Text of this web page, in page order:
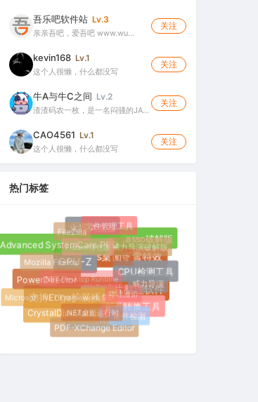
吾乐吧软件站 Lv.3
亲亲吾吧，爱吾吧 www.wu…
关注
kevin168 Lv.1
这个人很懒，什么都没写
关注
牛A与牛C之间 Lv.2
渣渣码农一枚，是一名闷骚的JA…
关注
CAO4561 Lv.1
这个人很懒，什么都没写
关注
热门标签
快速磁盘碎片整理软件
Windows桌面下雪特效
GPU-Z
支持Edge扩展插件
系统优化工具
邮件转换工具
CPU检测工具
Process Lasso破解版
火狐浏览器
Advanced SystemCare PRO
PowerDirector
CrystalDiskMark
PDF-XChange Editor
硬件检测
威力导演
威力导演破解版
文件管理工具
FileZilla
Mozilla Firefox
Microsoft .NET Framework 9.0
.NET桌面运行时
哔哩漫游
钉钉
Fiddler绿色版
.NET Desktop Runtime